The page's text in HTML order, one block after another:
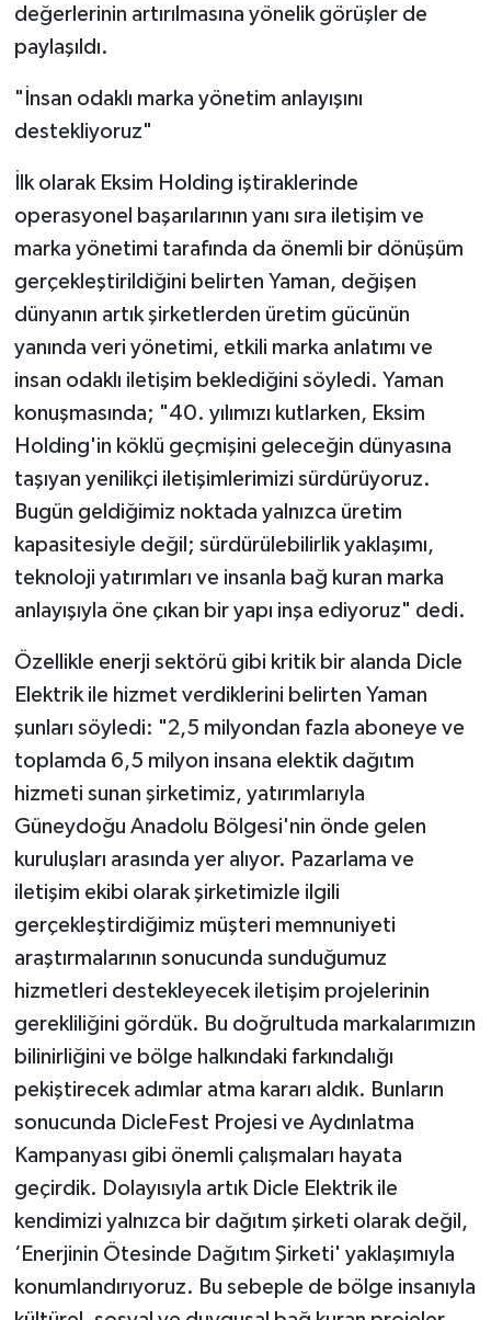
değerlerinin artırılmasına yönelik görüşler de
paylaşıldı.
"İnsan odaklı marka yönetim anlayışını
destekliyoruz"
İlk olarak Eksim Holding iştiraklerinde
operasyonel başarılarının yanı sıra iletişim ve
marka yönetimi tarafında da önemli bir dönüşüm
gerçekleştirildiğini belirten Yaman, değişen
dünyanın artık şirketlerden üretim gücünün
yanında veri yönetimi, etkili marka anlatımı ve
insan odaklı iletişim beklediğini söyledi. Yaman
konuşmasında; "40. yılımızı kutlarken, Eksim
Holding'in köklü geçmişini geleceğin dünyasına
taşıyan yenilikçi iletişimlerimizi sürdürüyoruz.
Bugün geldiğimiz noktada yalnızca üretim
kapasitesiyle değil; sürdürülebilirlik yaklaşımı,
teknoloji yatırımları ve insanla bağ kuran marka
anlayışıyla öne çıkan bir yapı inşa ediyoruz" dedi.
Özellikle enerji sektörü gibi kritik bir alanda Dicle
Elektrik ile hizmet verdiklerini belirten Yaman
şunları söyledi: "2,5 milyondan fazla aboneye ve
toplamda 6,5 milyon insana elektik dağıtım
hizmeti sunan şirketimiz, yatırımlarıyla
Güneydoğu Anadolu Bölgesi'nin önde gelen
kuruluşları arasında yer alıyor. Pazarlama ve
iletişim ekibi olarak şirketimizle ilgili
gerçekleştirdiğimiz müşteri memnuniyeti
araştırmalarının sonucunda sunduğumuz
hizmetleri destekleyecek iletişim projelerinin
gerekliliğini gördük. Bu doğrultuda markalarımızın
bilinirliğini ve bölge halkındaki farkındalığı
pekiştirecek adımlar atma kararı aldık. Bunların
sonucunda DicleFest Projesi ve Aydınlatma
Kampanyası gibi önemli çalışmaları hayata
geçirdik. Dolayısıyla artık Dicle Elektrik ile
kendimizi yalnızca bir dağıtım şirketi olarak değil,
‘Enerjinin Ötesinde Dağıtım Şirketi' yaklaşımıyla
konumlandırıyoruz. Bu sebeple de bölge insanıyla